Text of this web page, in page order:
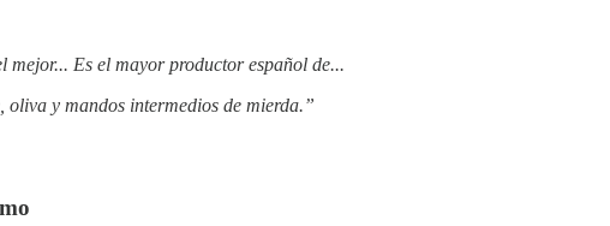
mejor... Es el mayor productor español de...
y mandos intermedios de mierda.”